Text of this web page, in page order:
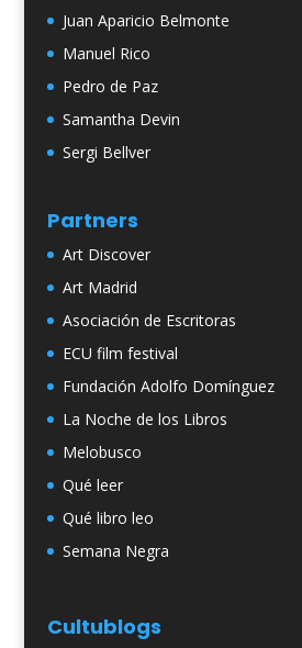
Juan Aparicio Belmonte
Manuel Rico
Pedro de Paz
Samantha Devin
Sergi Bellver
Partners
Art Discover
Art Madrid
Asociación de Escritoras
ECU film festival
Fundación Adolfo Domínguez
La Noche de los Libros
Melobusco
Qué leer
Qué libro leo
Semana Negra
Cultublogs